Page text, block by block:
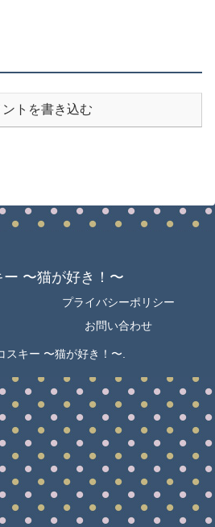
ントを書き込む
ー 〜猫が好き！〜
プライバシーポリシー
お問い合わせ
スキー 〜猫が好き！〜.